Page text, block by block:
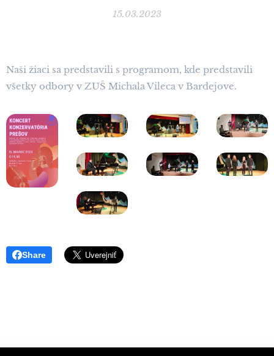
15.03.2023
Naši žiaci sa predstavili s programom, kde predstavili
všetky odbory v ZUŠ Michala Vileca v Bardejove.
Share